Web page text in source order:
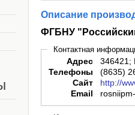
Описание
ФГБНУ
Контактная
Адрес
346421;
Телефоны
(8635)
Сайт
http://
Email